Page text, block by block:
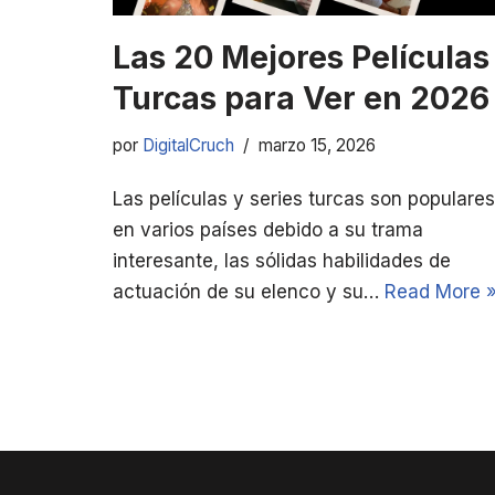
Las 20 Mejores Películas
Turcas para Ver en 2026
por DigitalCruch marzo 15, 2026
Las películas y series turcas son populares
en varios países debido a su trama
interesante, las sólidas habilidades de
actuación de su elenco y su… Read More »